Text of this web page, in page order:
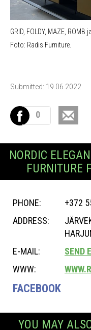
GRID, FOLDY, MAZE,
Foto: Radis Furniture.
Submitted: 19.06.2022
0
NORDIC
FURNITURE
PHONE:
+372
ADDRESS:
E-MAIL:
SEND
WWW:
FACEBOOK
YOU MAY